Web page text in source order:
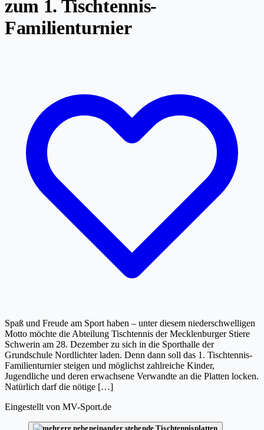
zum 1. Tischtennis-
Familienturnier
Spaß und Freude am Sport haben – unter diesem niederschwelligen
Motto möchte die Abteilung Tischtennis der Mecklenburger Stiere
Schwerin am 28. Dezember zu sich in die Sporthalle der
Grundschule Nordlichter laden. Denn dann soll das 1. Tischtennis-
Familienturnier steigen und möglichst zahlreiche Kinder,
Jugendliche und deren erwachsene Verwandte an die Platten locken.
Natürlich darf die nötige […]
Eingestellt von MV-Sport.de